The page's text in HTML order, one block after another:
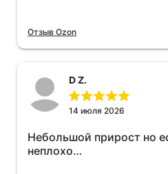
Отзыв Ozon
D Z.
14 июля 2026
Небольшой прирост но
неплохо…